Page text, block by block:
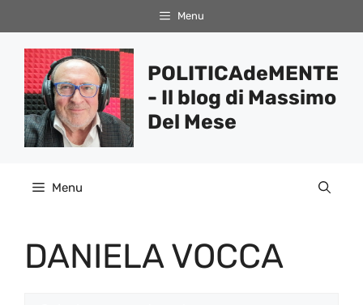
al
contenuto
Menu
POLITICAdeMENTE
- Il blog di Massimo
Del Mese
Menu
DANIELA VOCCA
Categorie